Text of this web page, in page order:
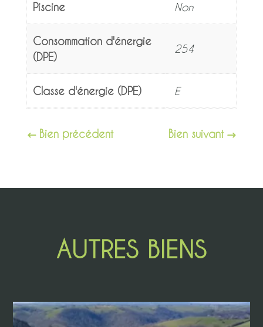
Piscine Non
Consommation d'énergie
(DPE)
254
Classe d'énergie (DPE) E
Bien précédent Bien suivant
AUTRES BIENS